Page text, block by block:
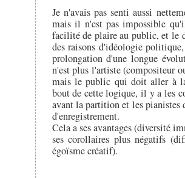
Je n'avais pas senti aussi
mais il n'est pas impossible
facilité de plaire au public, et le
des raisons d'idéologie
prolongation d'une longue
n'est plus l'artiste (compositeur
mais le public qui doit aller à
bout de cette logique, il y a les
avant la partition et les pianistes
d'enregistrement.
Cela a ses avantages (diversité
ses corollaires plus négatifs
égoïsme créatif).